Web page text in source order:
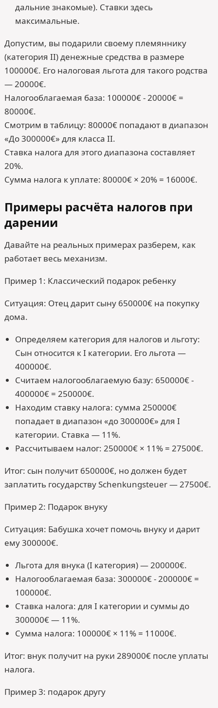
дальние знакомые). Ставки здесь
максимальные.
Допустим, вы подарили своему племяннику
(категория II) денежные средства в размере
100000€. Его налоговая льгота для такого родства
— 20000€.
Налогооблагаемая база: 100000€ - 20000€ =
80000€.
Смотрим в таблицу: 80000€ попадают в диапазон
«До 300000€» для класса II.
Ставка налога для этого диапазона составляет
20%.
Сумма налога к уплате: 80000€ × 20% = 16000€.
Примеры расчёта налогов при
дарении
Давайте на реальных примерах разберем, как
работает весь механизм.
Пример 1: Классический подарок ребенку
Ситуация: Отец дарит сыну 650000€ на покупку
дома.
Определяем категория для налогов и льготу:
Сын относится к I категории. Его льгота —
400000€.
Считаем налогооблагаемую базу: 650000€ -
400000€ = 250000€.
Находим ставку налога: сумма 250000€
попадает в диапазон «до 300000€» для I
категории. Ставка — 11%.
Рассчитываем налог: 250000€ × 11% = 27500€.
Итог: сын получит 650000€, но должен будет
заплатить государству Schenkungsteuer — 27500€.
Пример 2: Подарок внуку
Ситуация: Бабушка хочет помочь внуку и дарит
ему 300000€.
Льгота для внука (I категория) — 200000€.
Налогооблагаемая база: 300000€ - 200000€ =
100000€.
Ставка налога: для I категории и суммы до
300000€ — 11%.
Сумма налога: 100000€ × 11% = 11000€.
Итог: внук получит на руки 289000€ после уплаты
налога.
Пример 3: подарок другу